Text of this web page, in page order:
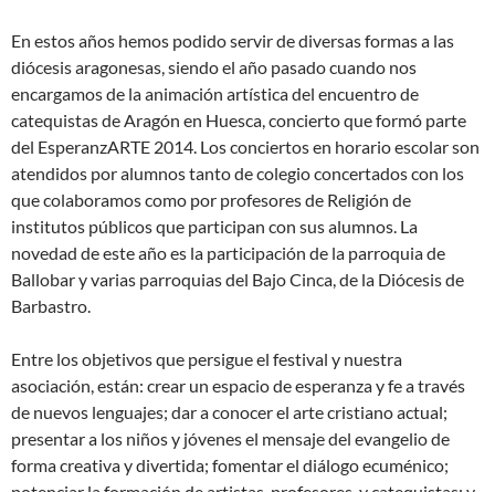
En estos años hemos podido servir de diversas formas a las
diócesis aragonesas, siendo el año pasado cuando nos
encargamos de la animación artística del encuentro de
catequistas de Aragón en Huesca, concierto que formó parte
del EsperanzARTE 2014. Los conciertos en horario escolar son
atendidos por alumnos tanto de colegio concertados con los
que colaboramos como por profesores de Religión de
institutos públicos que participan con sus alumnos. La
novedad de este año es la participación de la parroquia de
Ballobar y varias parroquias del Bajo Cinca, de la Diócesis de
Barbastro.
Entre los objetivos que persigue el festival y nuestra
asociación, están: crear un espacio de esperanza y fe a través
de nuevos lenguajes; dar a conocer el arte cristiano actual;
presentar a los niños y jóvenes el mensaje del evangelio de
forma creativa y divertida; fomentar el diálogo ecuménico;